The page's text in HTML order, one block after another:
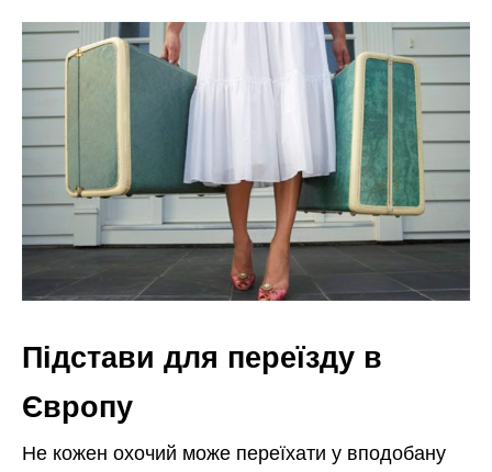
Підстави для переїзду в
Європу
Не кожен охочий може переїхати у вподобану